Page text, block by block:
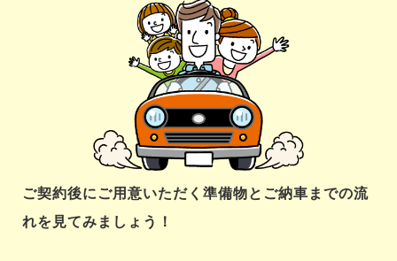
ご契約後にご用意いただく準備物とご納車までの流
れを見てみましょう！